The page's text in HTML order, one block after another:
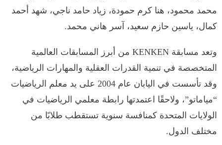
محمد محمود، هنا كرم حمودة، زياد حامد ناجي، شهد أحمد
كمال، ياسين حازم سعيد، آسر هاني محمد.
وتعد مسابقة KENKEN من أبرز المسابقات العالمية
المتخصصة في تنمية القدرات العقلية والمهارات الرياضية،
وقد تأسست في اليابان عام 2004 على يد معلم الرياضيات
“مياماتو”، ولاحقًا اعتمدتها رابطة معلمي الرياضيات في
الولايات المتحدة كمنافسة سنوية تستقطب طلابًا من
مختلف الدول.